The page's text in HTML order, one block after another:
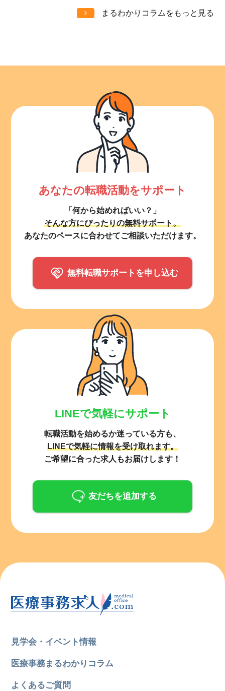
まるわかりコラムをもっと見る
あなたの転職活動をサポート
「何から始めればいい？」
そんな方にぴったりの無料サポート。
あなたのペースに合わせてご相談いただけます。
無料転職サポートを申し込む
LINEで気軽にサポート
転職活動を始めるか迷っている方も、
LINEで気軽に情報を受け取れます。
ご希望に合った求人もお届けします！
友だちを追加する
見学会・イベント情報
医療事務まるわかりコラム
よくあるご質問